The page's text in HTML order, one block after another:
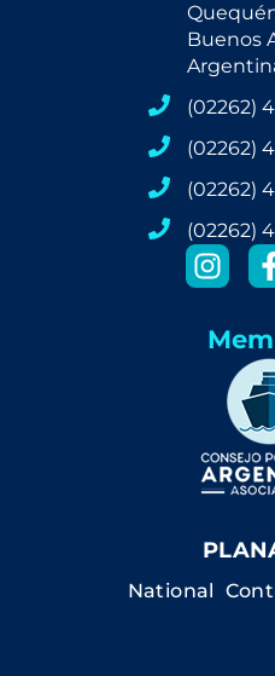
Buenos
(02262)
(02262)
(02262)
(02262)
National